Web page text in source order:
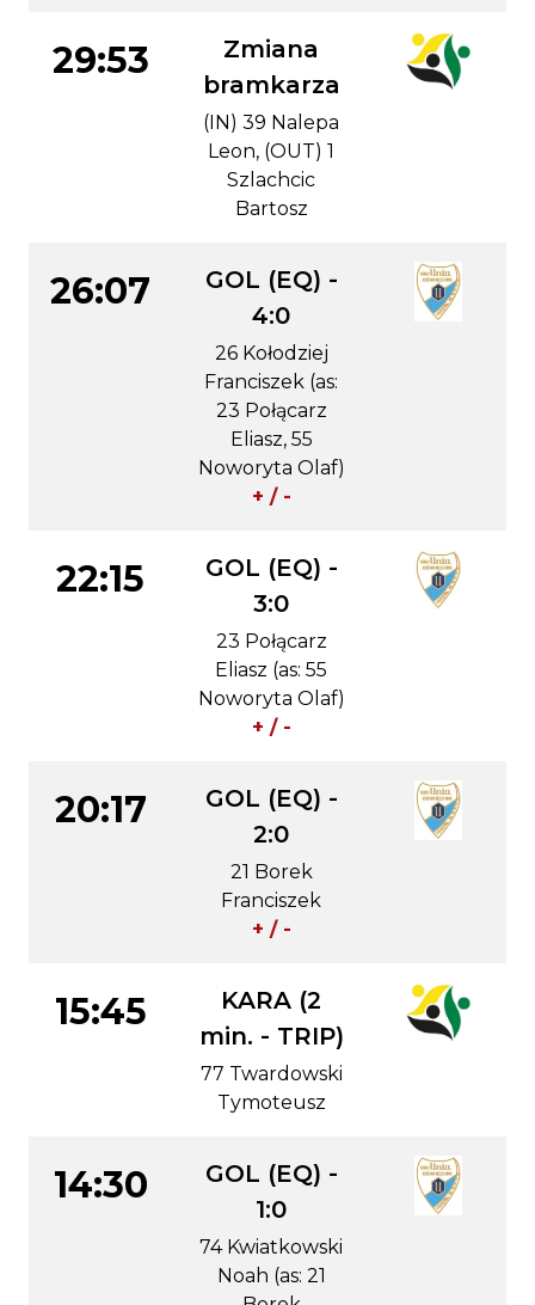
29:53
Zmiana
bramkarza
(IN) 39 Nalepa
Leon, (OUT) 1
Szlachcic
Bartosz
26:07
GOL (EQ) -
4:0
26 Kołodziej
Franciszek (as:
23 Połącarz
Eliasz, 55
Noworyta Olaf)
+ / -
22:15
GOL (EQ) -
3:0
23 Połącarz
Eliasz (as: 55
Noworyta Olaf)
+ / -
20:17
GOL (EQ) -
2:0
21 Borek
Franciszek
+ / -
15:45
KARA (2
min. - TRIP)
77 Twardowski
Tymoteusz
14:30
GOL (EQ) -
1:0
74 Kwiatkowski
Noah (as: 21